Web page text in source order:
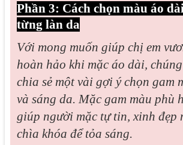
Phần 3: Cách chọn màu áo
từng làn da
Với mong muốn giúp chị em
hoàn hảo khi mặc áo dài,
chia sẻ một vài gợi ý chọn gam
và sáng da. Mặc gam màu phù
giúp người mặc tự tin, xinh đẹp
chìa khóa để tỏa sáng.